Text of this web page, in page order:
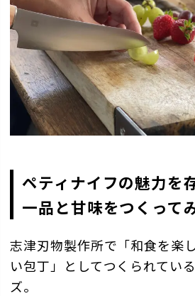
ペティナイフの魅力を
一品と甘味をつくって
志津刃物製作所で「和食を楽
い包丁」としてつくられてい
ズ。